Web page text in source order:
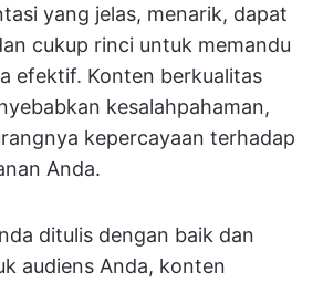
yang jelas, menarik, dapat
cukup rinci untuk memandu
efektif. Konten berkualitas
kesalahpahaman,
kepercayaan terhadap
Anda.
ditulis dengan baik dan
audiens Anda, konten